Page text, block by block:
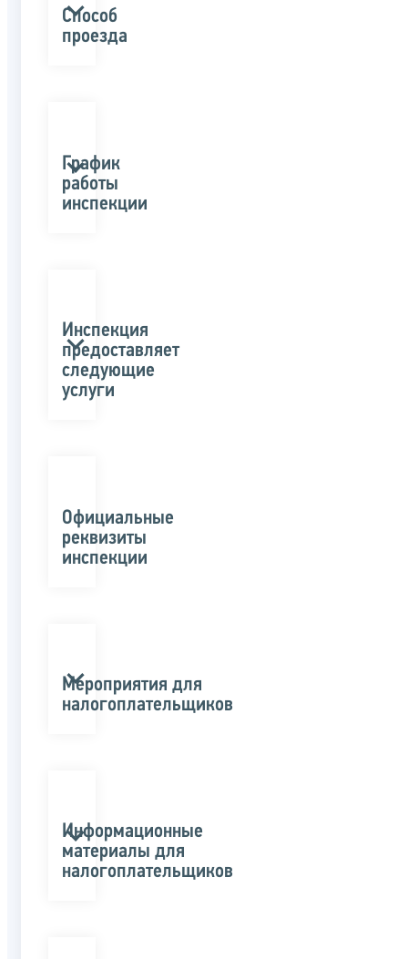
Способ
проезда
График
работы
инспекции
Инспекция
предоставляет
следующие
услуги
Официальные
реквизиты
инспекции
Мероприятия для
налогоплательщиков
Информационные
материалы для
налогоплательщиков